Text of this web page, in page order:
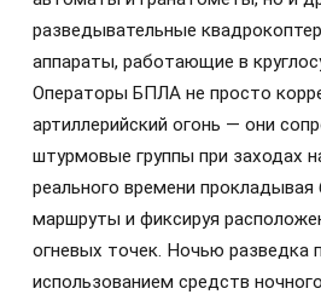
разведывательные
аппараты, работающие в
Операторы БПЛА не просто
артиллерийский огонь — они
штурмовые группы при заходах
реального времени прокладывая
маршруты и фиксируя
огневых точек. Ночью разведка
использованием средств